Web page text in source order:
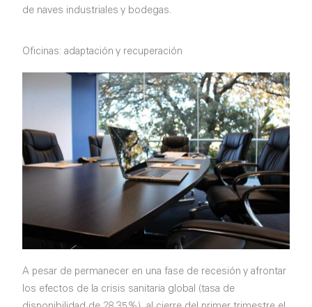
de naves industriales y bodegas.
Oficinas: adaptación y recuperación
A pesar de permanecer en una fase de recesión y afrontar
los efectos de la crisis sanitaria global (tasa de